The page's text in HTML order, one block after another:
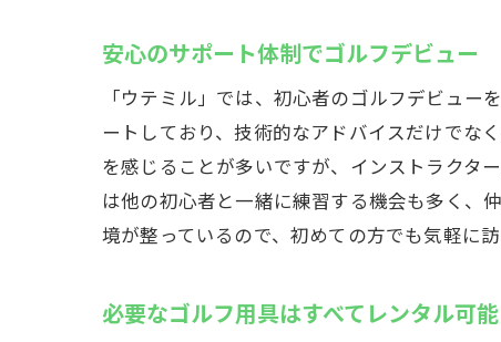
藤沢
安心のサポート体制でゴルフデビュー
「ウテミル」では、初心者のゴルフデビュ
ートしており、技術的なアドバイスだけでな
を感じることが多いですが、インストラクタ
は他の初心者と一緒に練習する機会も多く、
境が整っているので、初めての方でも気軽に訪
必要なゴルフ用具はすべてレンタル可能